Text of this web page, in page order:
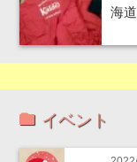
海
イベント